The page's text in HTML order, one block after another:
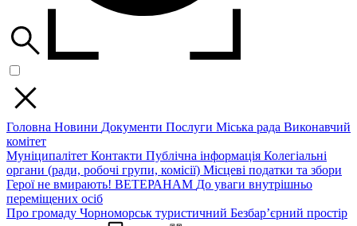
Головна Новини Документи Послуги Міська рада Виконавчий
комітет
Муніципалітет Контакти Публічна інформація Колегіальні
органи (ради, робочі групи, комісії) Місцеві податки та збори
Герої не вмирають! ВЕТЕРАНАМ До уваги внутрішньо
переміщених осіб
Про громаду Чорноморськ туристичний Безбар’єрний простір